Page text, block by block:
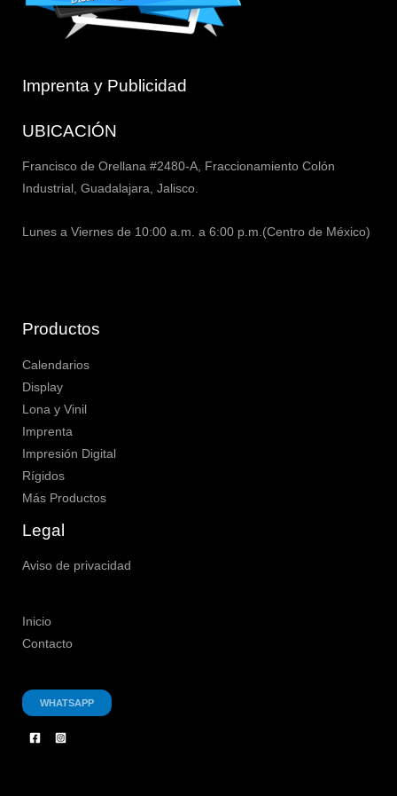
Imprenta y Publicidad
UBICACIÓN
Francisco de Orellana #2480-A, Fraccionamiento Colón
Industrial, Guadalajara, Jalisco.
Lunes a Viernes de 10:00 a.m. a 6:00 p.m.(Centro de México)
Productos
Calendarios
Display
Lona y Vinil
Imprenta
Impresión Digital
Rígidos
Más Productos
Legal
Aviso de privacidad
Inicio
Contacto
WHATSAPP